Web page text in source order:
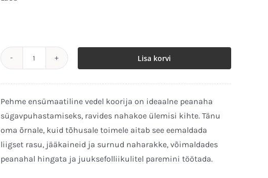
Orgaaniline
Puhastav
Koorija
15ml
kogus
Lisa korvi
Pehme ensümaatiline vedel koorija on ideaalne peanaha
sügavpuhastamiseks, ravides nahakoe ülemisi kihte. Tänu
oma õrnale, kuid tõhusale toimele aitab see eemaldada
liigset rasu, jääkaineid ja surnud naharakke, võimaldades
peanahal hingata ja juuksefolliikulitel paremini töötada.